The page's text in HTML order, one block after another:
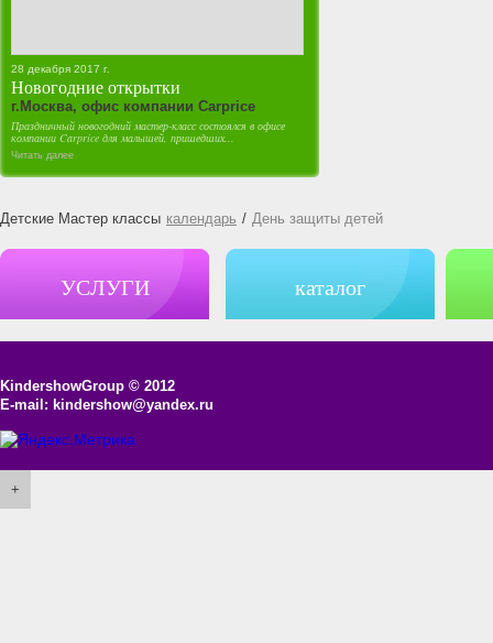
28 декабря 2017 г.
Новогодние открытки
г.Москва, офис компании Carprice
Праздничный новогодний мастер-класс состоялся в офисе
компании Carprice для малышей, пришедших...
Читать далее
Детские Мастер классы календарь / День защиты детей
УСЛУГИ каталог
KindershowGroup © 2012
E-mail: kindershow@yandex.ru
+